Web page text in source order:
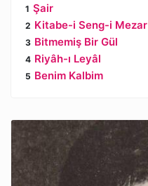
Şair
Kitabe-i Seng-i Mezar
Bitmemiş Bir Gül
Riyâh-ı Leyâl
Benim Kalbim